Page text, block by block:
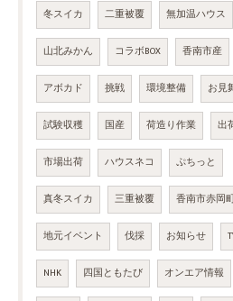
冬スイカ 二重被覆 無加温ハウス
山北みかん コラボBOX 香南市産
アボカド 挑戦 環境整備 お見
試験収穫 国産 荷造り作業 出
市場出荷 ハウスネコ ぷちっと
真冬スイカ 三重被覆 香南市赤岡
地元イベント 伐採 お知らせ
NHK 四国ともたび オンエア情報